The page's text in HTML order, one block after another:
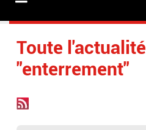
Toute l'actualité
"enterrement"